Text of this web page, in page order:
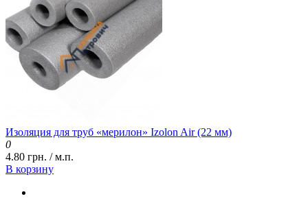
Изоляция для труб «мерилон» Izolon Air (22 мм)
0
4.80 грн. / м.п.
В корзину